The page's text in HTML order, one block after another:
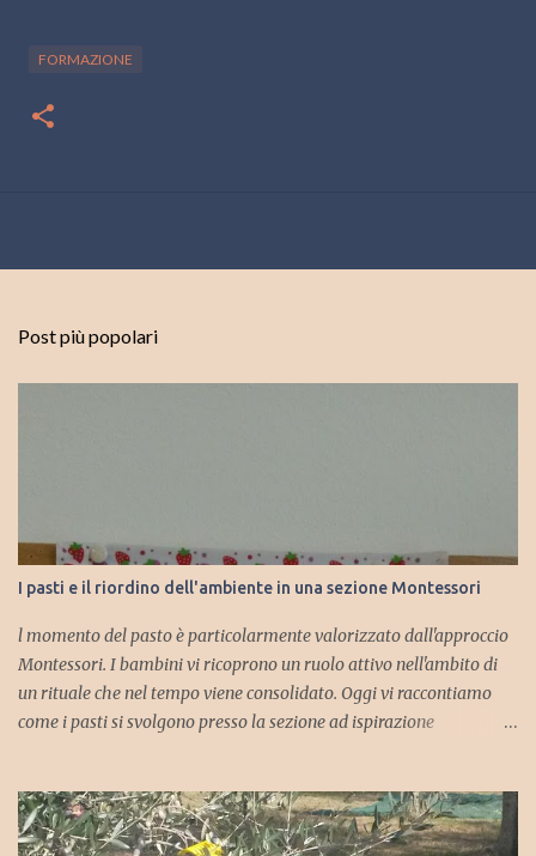
FORMAZIONE
Post più popolari
I pasti e il riordino dell'ambiente in una sezione Montessori
l momento del pasto è particolarmente valorizzato dall'approccio
Montessori. I bambini vi ricoprono un ruolo attivo nell'ambito di
un rituale che nel tempo viene consolidato. Oggi vi raccontiamo
come i pasti si svolgono presso la sezione ad ispirazione
si offrono volontariamente. Come è facile immaginare alcuni di
loro vorrebbero ricoprire sempre questo ruolo, mentre altri sono